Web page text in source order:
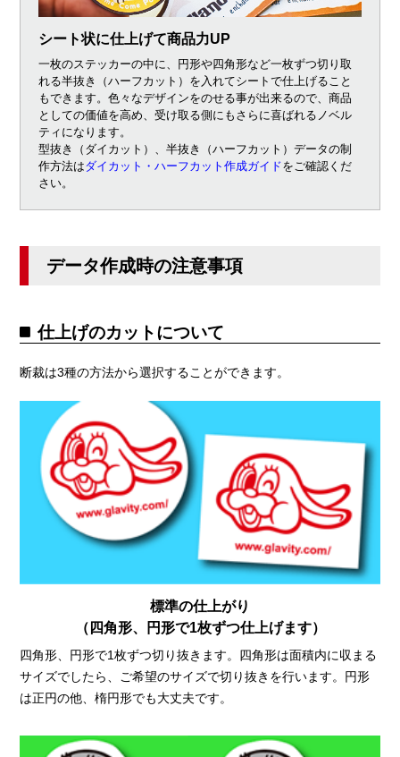
シート状に仕上げて商品力UP
一枚のステッカーの中に、円形や四角形など一枚ずつ切り取
れる半抜き（ハーフカット）を入れてシートで仕上げること
もできます。色々なデザインをのせる事が出来るので、商品
としての価値を高め、受け取る側にもさらに喜ばれるノベル
ティになります。
型抜き（ダイカット）、半抜き（ハーフカット）データの制
作方法はダイカット・ハーフカット作成ガイドをご確認くだ
さい。
データ作成時の注意事項
仕上げのカットについて
断裁は3種の方法から選択することができます。
標準の仕上がり
（四角形、円形で1枚ずつ仕上げます）
四角形、円形で1枚ずつ切り抜きます。四角形は面積内に収まる
サイズでしたら、ご希望のサイズで切り抜きを行います。円形
は正円の他、楕円形でも大丈夫です。